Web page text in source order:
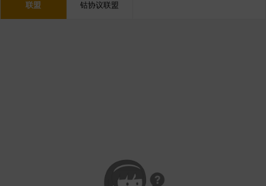
联盟 钴协议联盟